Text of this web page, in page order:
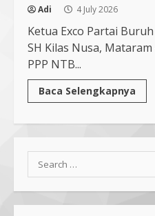
Adi 4 July 2026
Ketua Exco Partai
SH Kilas Nusa,
PPP NTB...
Baca Selengkapnya
Search
for:
7
7 July
1
Mafindo
Alam
Para
19
Mafindo